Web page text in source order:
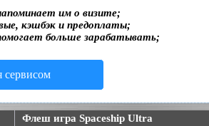
им о визите;
кэшбэк и предоплаты;
больше зарабатывать;
сервисом
Флеш игра Spaceship Ultra